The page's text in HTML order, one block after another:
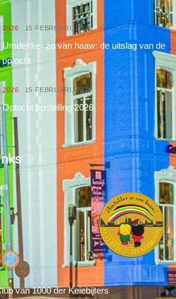
2026 15 FEBRUARI, 2026
Umdekker zo van haaw: de uitslag van de
optocht
2026 15 FEBRUARI, 2026
Optocht opstelling 2026
van 1000 der Keiebijters